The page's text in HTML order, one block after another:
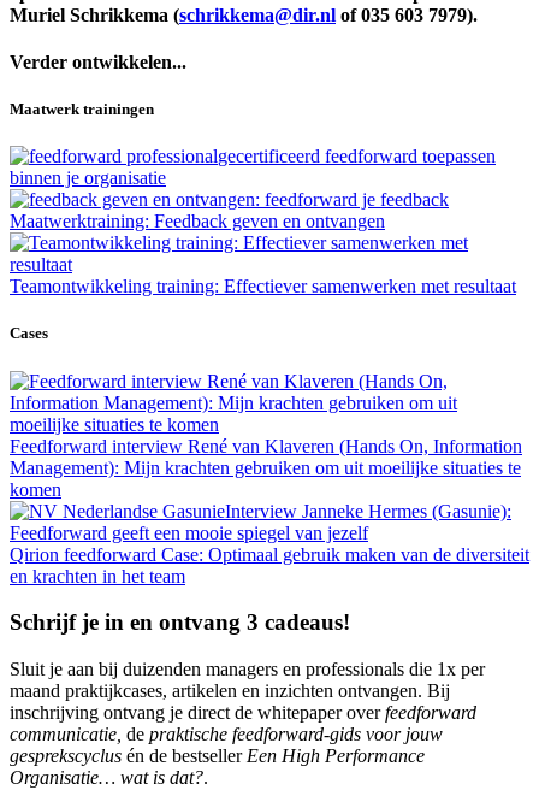
Muriel Schrikkema (schrikkema@dir.nl of 035 603 7979).
Verder ontwikkelen...
Maatwerk trainingen
gecertificeerd feedforward toepassen
binnen je organisatie
Maatwerktraining: Feedback geven en ontvangen
Teamontwikkeling training: Effectiever samenwerken met resultaat
Cases
Feedforward interview René van Klaveren (Hands On, Information
Management): Mijn krachten gebruiken om uit moeilijke situaties te
komen
Interview Janneke Hermes (Gasunie):
Feedforward geeft een mooie spiegel van jezelf
Qirion feedforward Case: Optimaal gebruik maken van de diversiteit
en krachten in het team
Schrijf je in en ontvang 3 cadeaus!
Sluit je aan bij duizenden managers en professionals die 1x per
maand praktijkcases, artikelen en inzichten ontvangen. Bij
inschrijving ontvang je direct de whitepaper overfeedforward
communicatie, de praktische feedforward-gids voor jouw
gesprekscyclus én de bestseller Een High Performance
Organisatie… wat is dat?.